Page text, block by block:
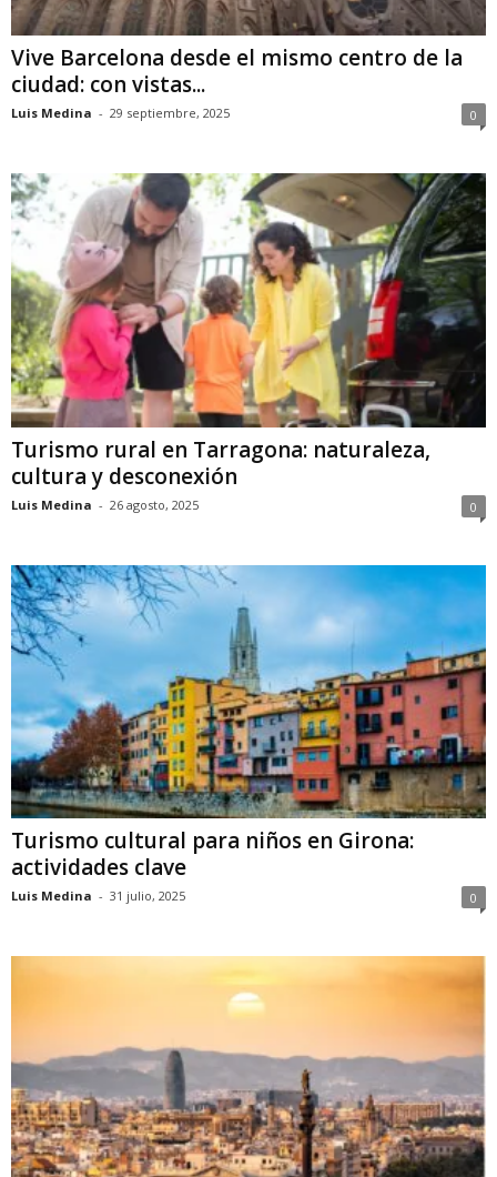
Vive Barcelona desde el mismo centro de la
ciudad: con vistas...
Luis Medina - 29 septiembre, 2025 0
Turismo rural en Tarragona: naturaleza,
cultura y desconexión
Luis Medina - 26 agosto, 2025 0
Turismo cultural para niños en Girona:
actividades clave
Luis Medina - 31 julio, 2025 0